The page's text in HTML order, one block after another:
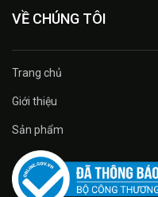
VỀ CHÚNG TÔI
Trang chủ
Giới thiệu
Sản phẩm